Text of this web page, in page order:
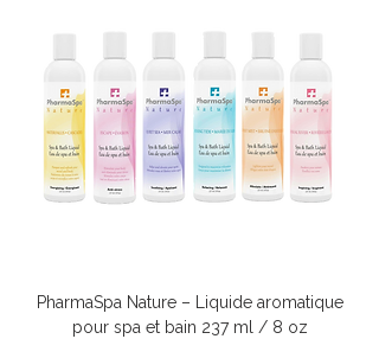
PharmaSpa Nature – Liquide aromatique
pour spa et bain 237 ml / 8 oz